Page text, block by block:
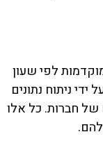
לפי שעון
ידי ניתוח נתונים
של חברות. כל אלו